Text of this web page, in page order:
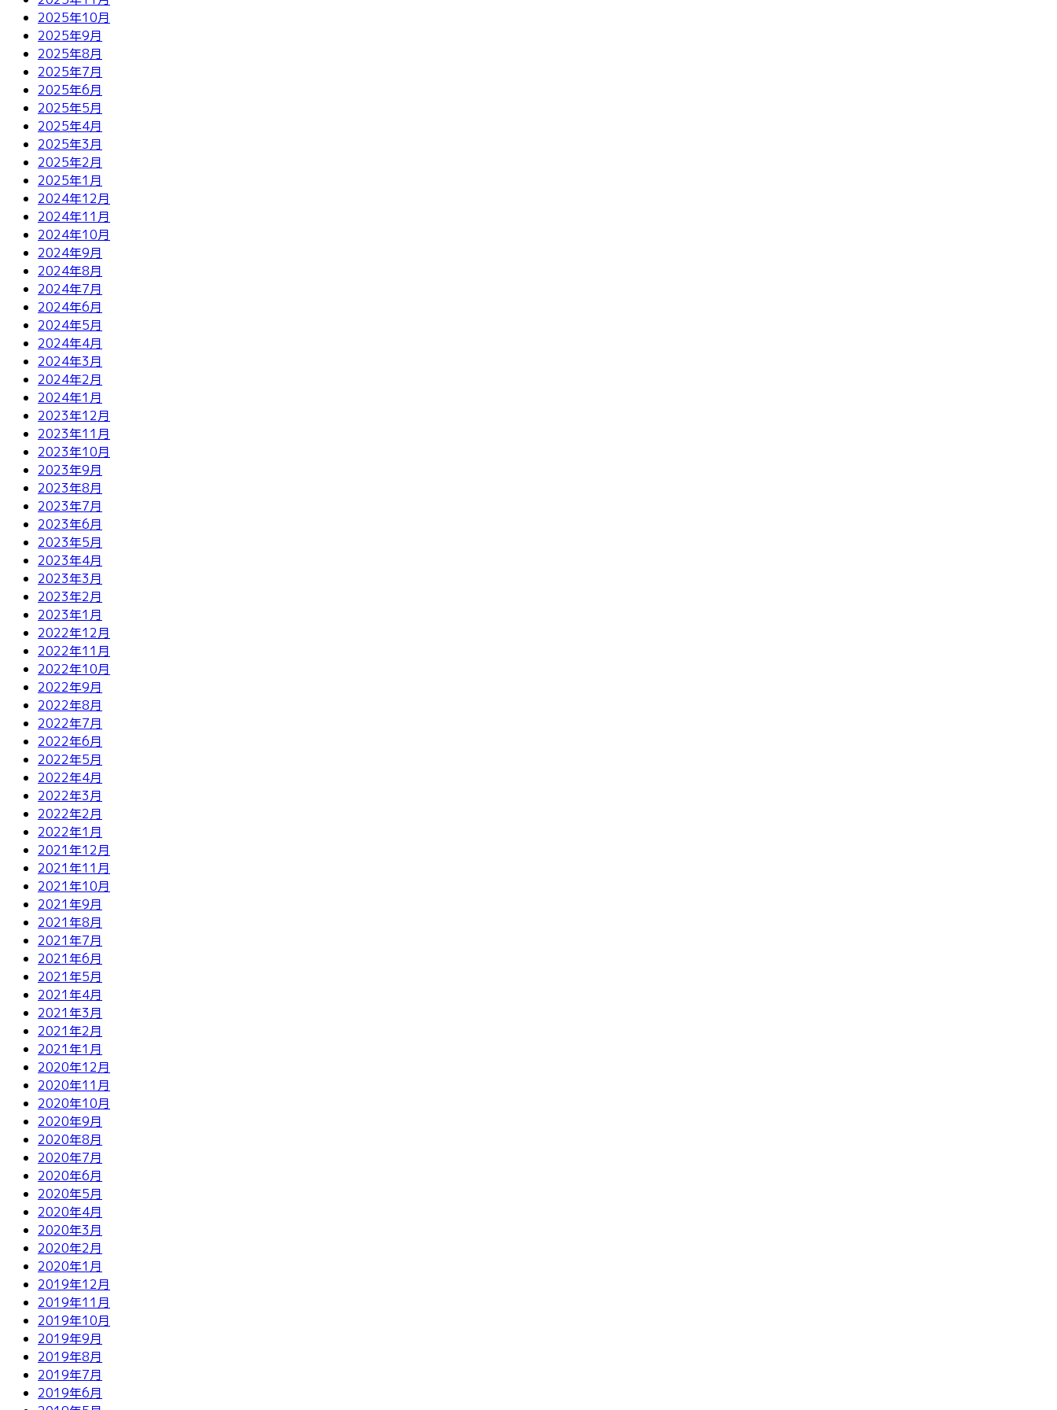
2025年10月
2025年9月
2025年8月
2025年7月
2025年6月
2025年5月
2025年4月
2025年3月
2025年2月
2025年1月
2024年12月
2024年11月
2024年10月
2024年9月
2024年8月
2024年7月
2024年6月
2024年5月
2024年4月
2024年3月
2024年2月
2024年1月
2023年12月
2023年11月
2023年10月
2023年9月
2023年8月
2023年7月
2023年6月
2023年5月
2023年4月
2023年3月
2023年2月
2023年1月
2022年12月
2022年11月
2022年10月
2022年9月
2022年8月
2022年7月
2022年6月
2022年5月
2022年4月
2022年3月
2022年2月
2022年1月
2021年12月
2021年11月
2021年10月
2021年9月
2021年8月
2021年7月
2021年6月
2021年5月
2021年4月
2021年3月
2021年2月
2021年1月
2020年12月
2020年11月
2020年10月
2020年9月
2020年8月
2020年7月
2020年6月
2020年5月
2020年4月
2020年3月
2020年2月
2020年1月
2019年12月
2019年11月
2019年10月
2019年9月
2019年8月
2019年7月
2019年6月